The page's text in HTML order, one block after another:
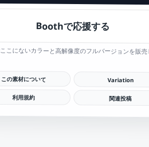
Boothで応援する
こにないカラーと高解像度のフルバージョンを販
この素材について Variation
利用規約 関連投稿